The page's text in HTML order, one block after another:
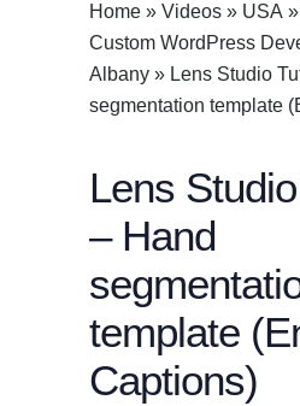
Home » Videos » USA »
Custom WordPress
Albany » Lens Studio
segmentation template
Lens
– Hand
template
Captions)